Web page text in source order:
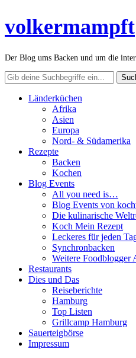
volkermampft
Der Blog ums Backen und um die
Länderküchen
Afrika
Asien
Europa
Nord- & Südamerika
Rezepte
Backen
Kochen
Blog Events
All you need is…
Blog Events von
Die kulinarische
Koch Mein Rezept
Leckeres für jeden
Synchronbacken
Weitere Foodblogger
Restaurants
Dies und Das
Reiseberichte
Hamburg
Top Listen
Grillcamp Hamburg
Sauerteigbörse
Impressum